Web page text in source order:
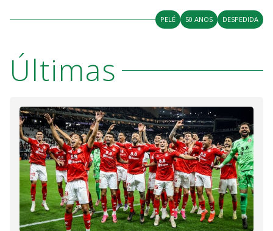
PELÉ 50 ANOS DESPEDIDA
Últimas